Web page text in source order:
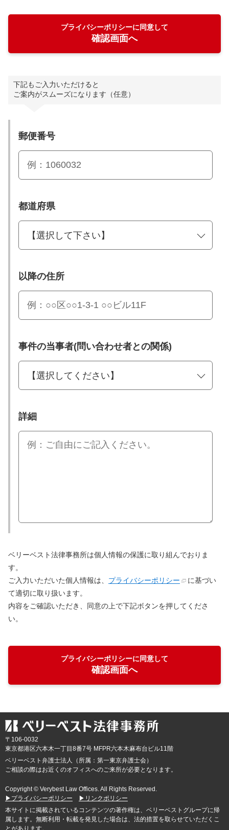
プライバシーポリシーに同意して
確認画面へ
下記もご入力いただけると
ご案内がスムーズになります（任意）
郵便番号
都道府県
以降の住所
事件の当事者(問い合わせ者との関係)
詳細
ベリーベスト法律事務所は個人情報の保護に取り組んでおりま
す。
ご入力いただいた個人情報は、 プライバシーポリシー
に基づい
て適切に取り扱います。
内容をご確認いただき、同意の上で下記ボタンを押してくださ
い。
プライバシーポリシーに同意して
確認画面へ
〒106-0032
東京都港区六本木一丁目8番7号 MFPR六本木麻布台ビル11階
ベリーベスト弁護士法人（所属：第一東京弁護士会）
ご相談の際はお近くのオフィスへのご来所が必要となります。
Copyright © Verybest Law Offices. All Rights Reserved.
▶プライバシーポリシー
▶リンクポリシー
本サイトに掲載されているコンテンツの著作権は、ベリーベストグループに帰
属します。無断利用・転載を発見した場合は、法的措置を取らせていただくこ
とがあります。